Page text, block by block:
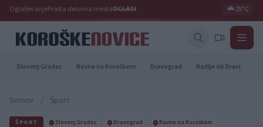
OglaševanjeProsta delovna mestaOGLASI 🌥️25°C
Slovenj Gradec Ravne na Koroškem Dravograd Radlje ob Dravi
Domov / Šport
ŠPORT Slovenj Gradec Dravograd
Ravne na Koroškem